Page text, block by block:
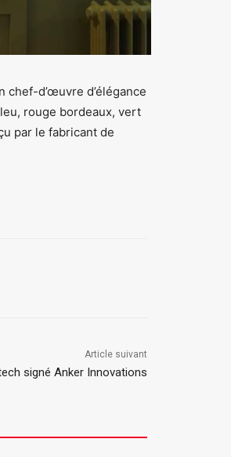
chef-d’œuvre d’élégance
rouge bordeaux, vert
par le fabricant de
Article suivant
signé Anker Innovations